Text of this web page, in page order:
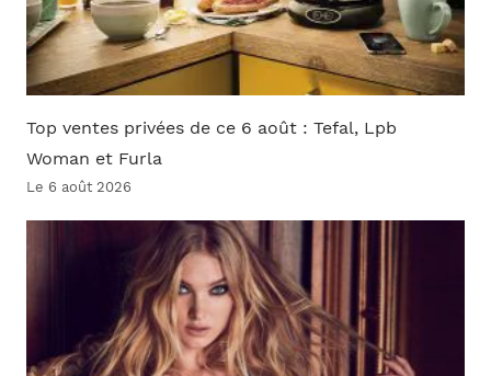
Top ventes privées de ce 6 août : Tefal, Lpb
Woman et Furla
Le 6 août 2026